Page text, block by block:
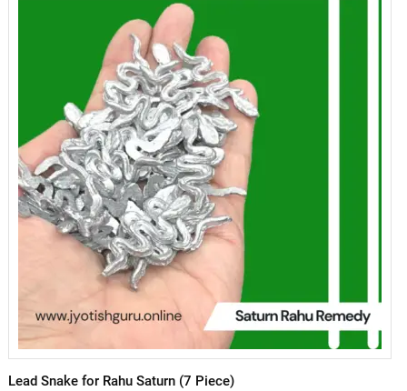
Lead Snake for Rahu Saturn (7 Piece)